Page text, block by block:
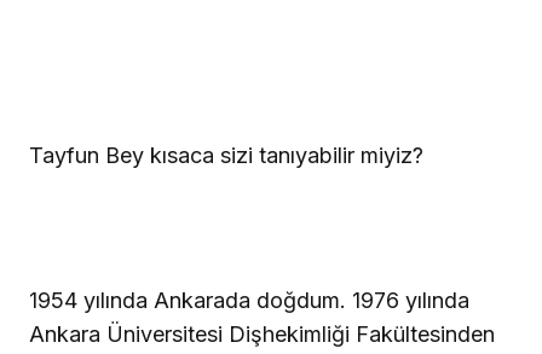
Tayfun Bey kısaca sizi tanıyabilir miyiz?
1954 yılında Ankarada doğdum. 1976 yılında
Ankara Üniversitesi Dişhekimliği Fakültesinden